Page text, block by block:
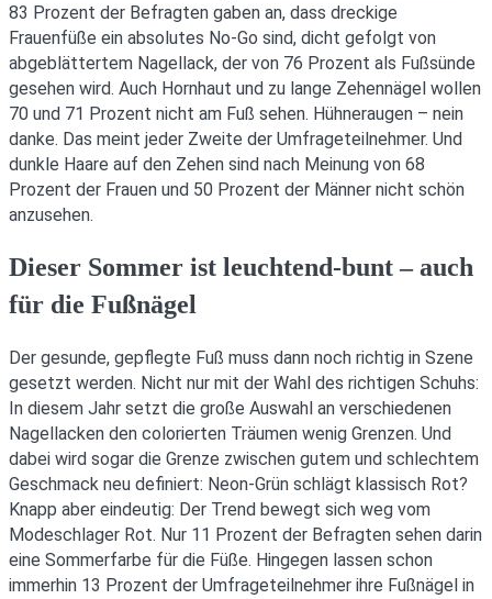
83 Prozent der Befragten gaben an, dass dreckige
Frauenfüße ein absolutes No-Go sind, dicht gefolgt von
abgeblättertem Nagellack, der von 76 Prozent als Fußsünde
gesehen wird. Auch Hornhaut und zu lange Zehennägel wollen
70 und 71 Prozent nicht am Fuß sehen. Hühneraugen – nein
danke. Das meint jeder Zweite der Umfrageteilnehmer. Und
dunkle Haare auf den Zehen sind nach Meinung von 68
Prozent der Frauen und 50 Prozent der Männer nicht schön
anzusehen.
Dieser Sommer ist leuchtend-bunt – auch
für die Fußnägel
Der gesunde, gepflegte Fuß muss dann noch richtig in Szene
gesetzt werden. Nicht nur mit der Wahl des richtigen Schuhs:
In diesem Jahr setzt die große Auswahl an verschiedenen
Nagellacken den colorierten Träumen wenig Grenzen. Und
dabei wird sogar die Grenze zwischen gutem und schlechtem
Geschmack neu definiert: Neon-Grün schlägt klassisch Rot?
Knapp aber eindeutig: Der Trend bewegt sich weg vom
Modeschlager Rot. Nur 11 Prozent der Befragten sehen darin
eine Sommerfarbe für die Füße. Hingegen lassen schon
immerhin 13 Prozent der Umfrageteilnehmer ihre Fußnägel in